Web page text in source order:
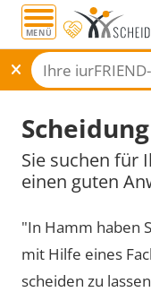
MENÜ
Sie suchen für
einen guten
"In Hamm haben
mit Hilfe eines
scheiden zu